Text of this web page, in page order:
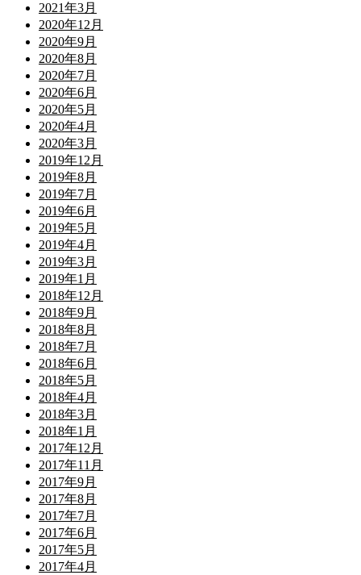
2021年3月
2020年12月
2020年9月
2020年8月
2020年7月
2020年6月
2020年5月
2020年4月
2020年3月
2019年12月
2019年8月
2019年7月
2019年6月
2019年5月
2019年4月
2019年3月
2019年1月
2018年12月
2018年9月
2018年8月
2018年7月
2018年6月
2018年5月
2018年4月
2018年3月
2018年1月
2017年12月
2017年11月
2017年9月
2017年8月
2017年7月
2017年6月
2017年5月
2017年4月